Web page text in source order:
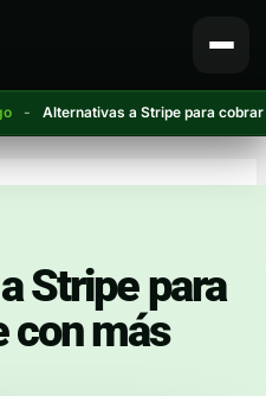
- Alternativas a Stripe para
Stripe para
con más